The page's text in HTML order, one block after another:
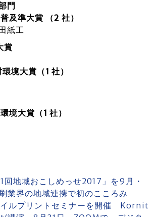
門
及準大賞 （2 社）
紙工
賞
境大賞（1 社）
境大賞（1 社）
回地域おこしめっせ2017」を9月・
業界の地域連携で初のこころみ
イルプリントセミナーを開催 Kornit